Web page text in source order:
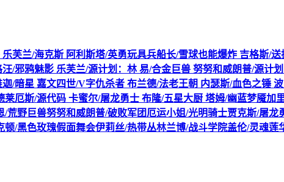
芙兰/海克斯 阿利斯塔/英勇玩具兵船长/雪球也能爆炸 吉格斯/
/邪鸦魅影 乐芙兰/源计划：林 易/合金巨兽 努努和威朗普/源计
/暗星 嘉文四世/V字仇杀者 布兰德/法老王朝 内瑟斯/血色之锤
厄斯/源代码 卡蜜尔/屠龙勇士 布隆/五星大厨 塔姆/幽蓝梦魇加
野巨兽努努和威朗普/破败军团厄运小姐/光明骑士贾克斯/屠
/黑色玫瑰假面舞会伊莉丝/热带丛林兰博/战斗学院盖伦/灵魂莲